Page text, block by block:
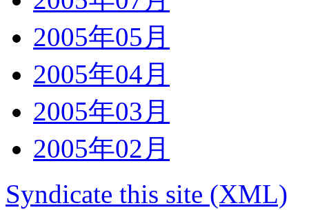
2005年05月
2005年04月
2005年03月
2005年02月
Syndicate this site (XML)